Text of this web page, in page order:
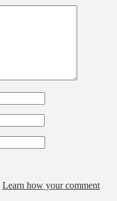
Learn how your comment